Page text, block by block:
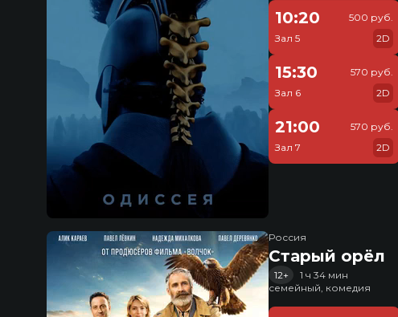
10:20
Зал 5
500 руб.
2D
15:30
Зал 6
570 руб.
2D
21:00
Зал 7
570 руб.
2D
Россия
Старый орёл
12+
1 ч 34 мин
семейный, комедия